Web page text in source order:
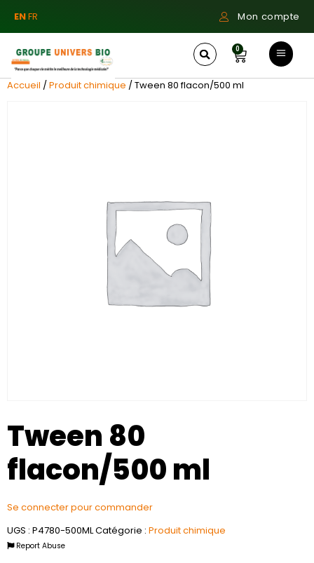
ENFR Mon compte
0
Accueil /Produit chimique / Tween 80 flacon/500 ml
Tween 80
flacon/500 ml
Se connecter pour commander
UGS : P4780-500MLCatégorie : Produit chimique
Report Abuse